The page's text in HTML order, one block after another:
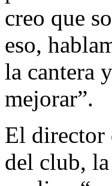
creo que
eso,
la cantera
mejorar”.
El director
del club,